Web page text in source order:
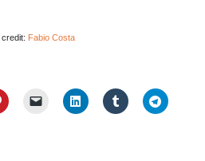
credit: Fabio Costa